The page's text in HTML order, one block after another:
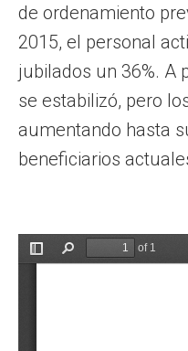
de ordenamiento
2015, el personal
jubilados un 36%. A
se estabilizó, pero
aumentando hasta
beneficiarios